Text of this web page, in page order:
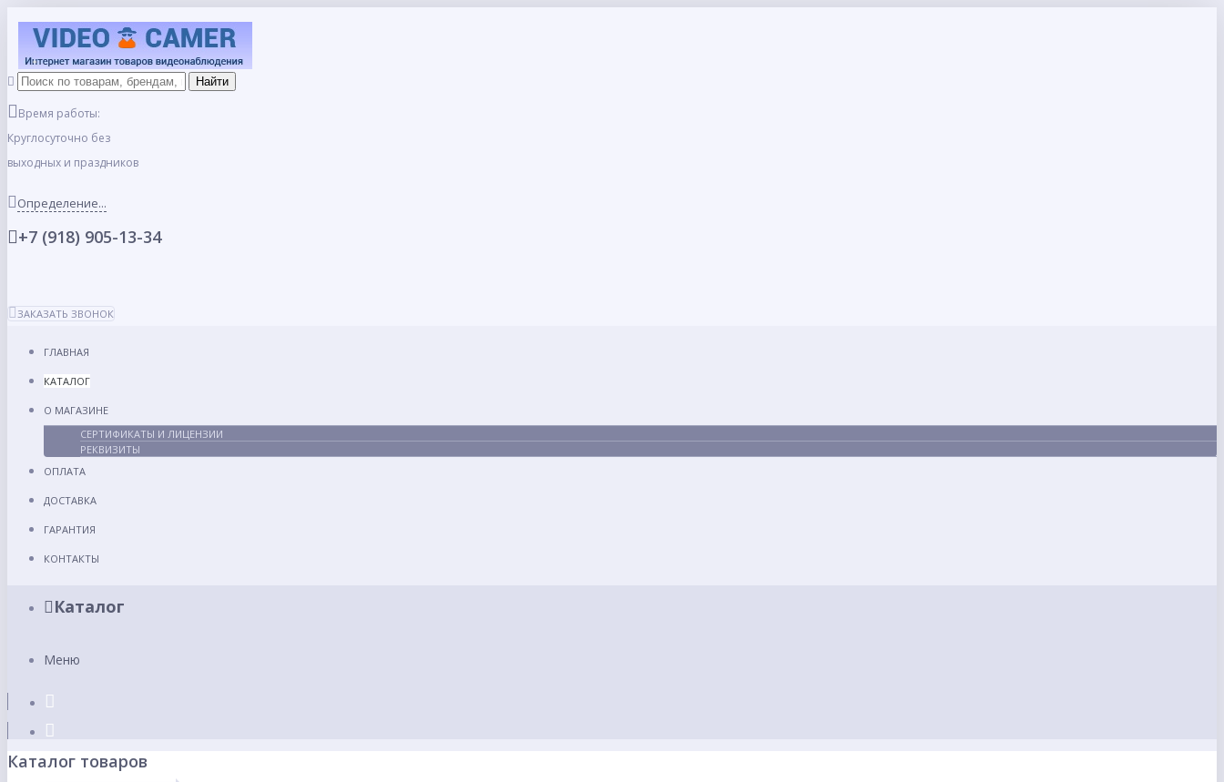
Время работы:
Круглосуточно без
выходных и праздников
Определение...
+7 (918) 905-13-34
ЗАКАЗАТЬ ЗВОНОК
ГЛАВНАЯ
КАТАЛОГ
О МАГАЗИНЕ
СЕРТИФИКАТЫ И ЛИЦЕНЗИИ
РЕКВИЗИТЫ
ОПЛАТА
ДОСТАВКА
ГАРАНТИЯ
КОНТАКТЫ
Каталог
Меню
Каталог товаров